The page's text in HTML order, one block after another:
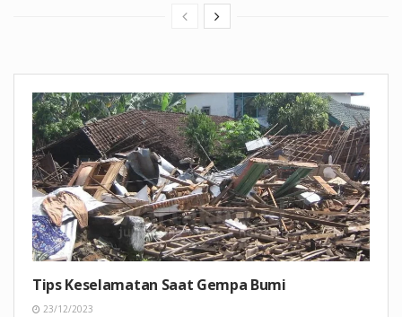
Tips Keselamatan Saat Gempa Bumi
23/12/2023